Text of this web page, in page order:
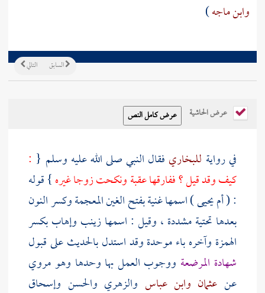
وابن ماجه)
التالي السابق
عرض الحاشية
في رواية للبخاري فقال النبي صلى الله عليه وسلم { :
كيف وقد قيل ؟ ففارقهاعقبةونكحت زوجا غيره} قوله
: (أم يحيى) اسمهاغنيةبفتح الغين المعجمة وكسر النون
بعدها تحتية مشددة ، وقيل : اسمهازينب وإهاببكسر
الهمزة وآخره باء موحدة وقد استدل بالحديث على قبول
شهادة المرضعة ووجوب العمل بها وحدها وهو مروي
عن عثمان وابن عباس والزهري والحسن وإسحاق